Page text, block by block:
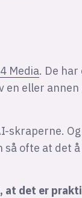
Media. De har
en eller
skraperne.
ofte at det å
at det er